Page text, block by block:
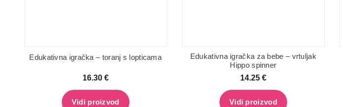
Edukativna igračka – toranj s lopticama
16.30 €
Vidi proizvod
Edukativna igračka za bebe – vrtuljak
Hippo spinner
14.25 €
Vidi proizvod